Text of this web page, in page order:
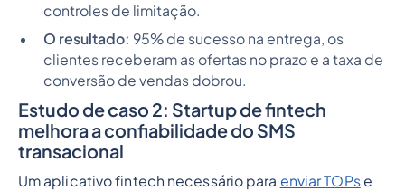
controles de limitação.
O resultado: 95% de sucesso na entrega, os
clientes receberam as ofertas no prazo e a taxa de
conversão de vendas dobrou.
Estudo de caso 2: Startup de fintech
melhora a confiabilidade do SMS
transacional
Um aplicativo fintech necessário para enviar TOPse